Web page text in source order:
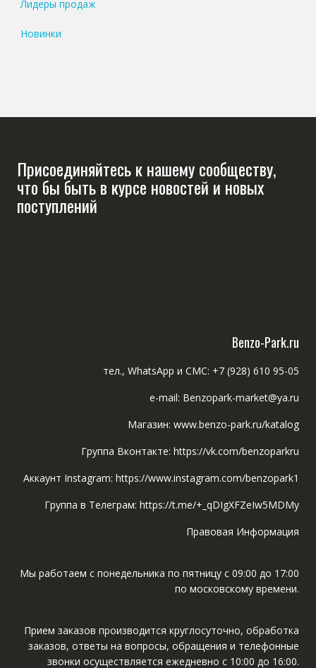
Лидеры продаж
Новинки
Присоединяйтесь к нашему сообществу,
что бы быть в курсе новостей и новых
поступлений
Benzo-Park.ru
тел., WhatsApp и СМС: +7 (928) 610 95-05
e-mail: Benzopark-market@ya.ru
Магазин: www.benzo-park.ru/katalog
Группа Вконтакте: https://vk.com/benzoparkru
Аккаунт Instagram: https://www.instagram.com/benzopark1
Группа в Телеграм: https://t.me/+_qDIgXFZeIw5MDMy
Правовая Информация
Мы работаем с понедельника по пятницу с 09:00 до 17:00
по московскому времени.
Прием заказов производится круглосуточно, обработка
заказов, ответы на вопросы, обращения и телефонные
звонки осуществляется ежедневно с 10:00 до 16:00.